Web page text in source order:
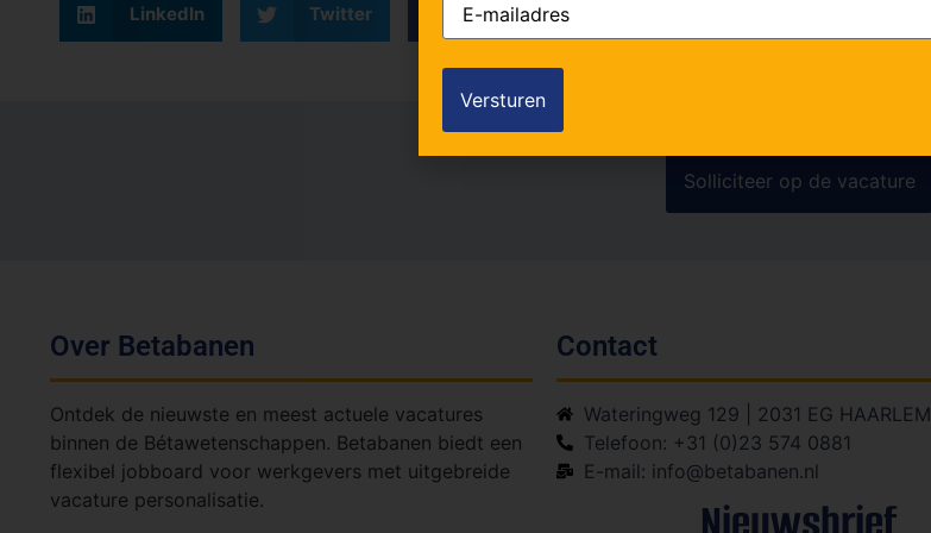
LinkedIn Twitter Facebook
Over Betabanen
Ontdek de nieuwste en meest actuele vacatures
binnen de Bétawetenschappen. Betabanen biedt een
flexibel jobboard voor werkgevers met uitgebreide
vacature personalisatie.
Contact
Wateringweg 129 | 2031 EG HAARLEM
Telefoon: +31 (0)23 574 0881
E-mail: info@betabanen.nl
mailadres(Vereist)